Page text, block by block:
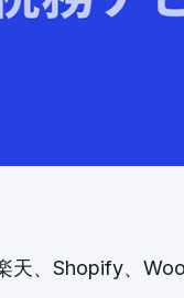
天、Shopify、